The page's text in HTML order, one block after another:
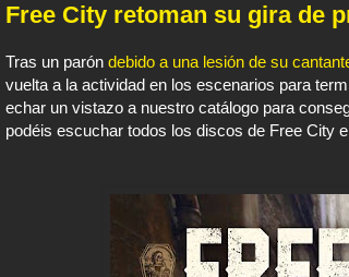
Free City retoman su gira de
Tras un parón debido a una lesión de su
vuelta a la actividad en los escenarios para
echar un vistazo a nuestro catálogo para
podéis escuchar todos los discos de Free City